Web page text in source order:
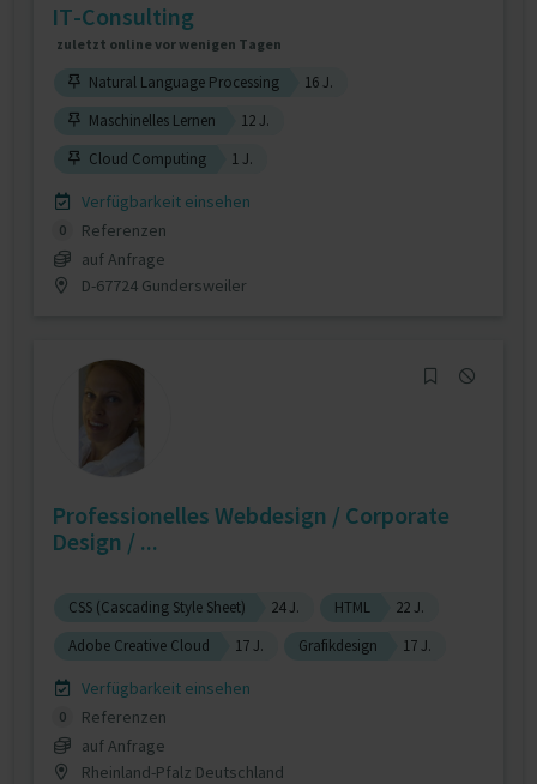
IT-Consulting
zuletzt online vor wenigen Tagen
Natural Language Processing
16 J.
Maschinelles Lernen
12 J.
Cloud Computing
1 J.
Verfügbarkeit einsehen
0
Referenzen
auf Anfrage
D-67724 Gundersweiler
Professionelles Webdesign / Corporate
Design / ...
CSS (Cascading Style Sheet) 24 J. HTML
22 J.
Adobe Creative Cloud
17 J. Grafikdesign 17 J.
Verfügbarkeit einsehen
0
Referenzen
auf Anfrage
Rheinland-Pfalz Deutschland